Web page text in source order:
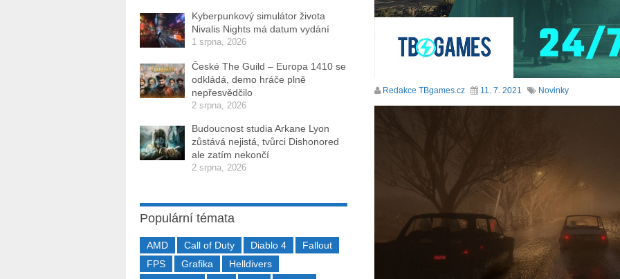
Redakce TBgames.cz 11. 7. 2021 Novinky
Kyberpunkový simulátor života
Nivalis Nights má datum vydání
1 srpna, 2026
České The Guild – Europa 1410 se
odkládá, demo hráče plně
nepřesvědčilo
2 srpna, 2026
Budoucnost studia Arkane Lyon
zůstává nejistá, tvůrci Dishonored
ale zatím nekončí
2 srpna, 2026
Populární témata
AMD Call of Duty Diablo 4
Fallout
FPS
Grafika
Helldivers